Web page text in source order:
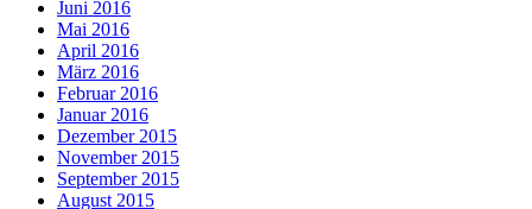
Juni 2016
Mai 2016
April 2016
März 2016
Februar 2016
Januar 2016
Dezember 2015
November 2015
September 2015
August 2015